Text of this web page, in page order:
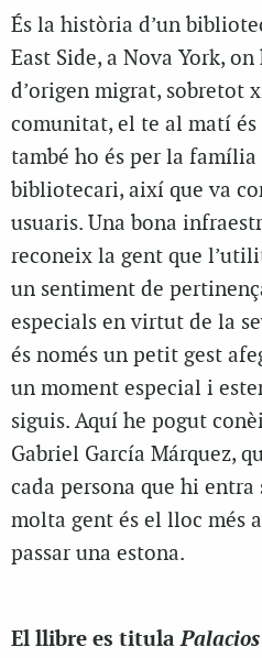
És la història d’un
East Side, a Nova York,
d’origen migrat, sobretot
comunitat, el te al matí
també ho és per la
bibliotecari, així que va
usuaris. Una bona
reconeix la gent que
un sentiment de
especials en virtut de la
és només un petit gest
un moment especial i
siguis. Aquí he pogut
Gabriel García Márquez,
cada persona que hi entra
molta gent és el lloc més
passar una estona.
El llibre es titula